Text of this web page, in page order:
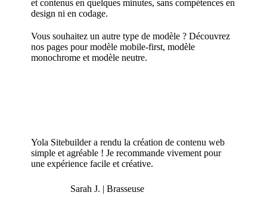
et contenus en quelques minutes, sans compétences en
design ni en codage.
Vous souhaitez un autre type de modèle ? Découvrez
nos pages pourmodèle mobile-first,modèle
monochrome etmodèle neutre.
Yola Sitebuilder a rendu la création de contenu web
simple et agréable ! Je recommande vivement pour
une expérience facile et créative.
Sarah J. | Brasseuse